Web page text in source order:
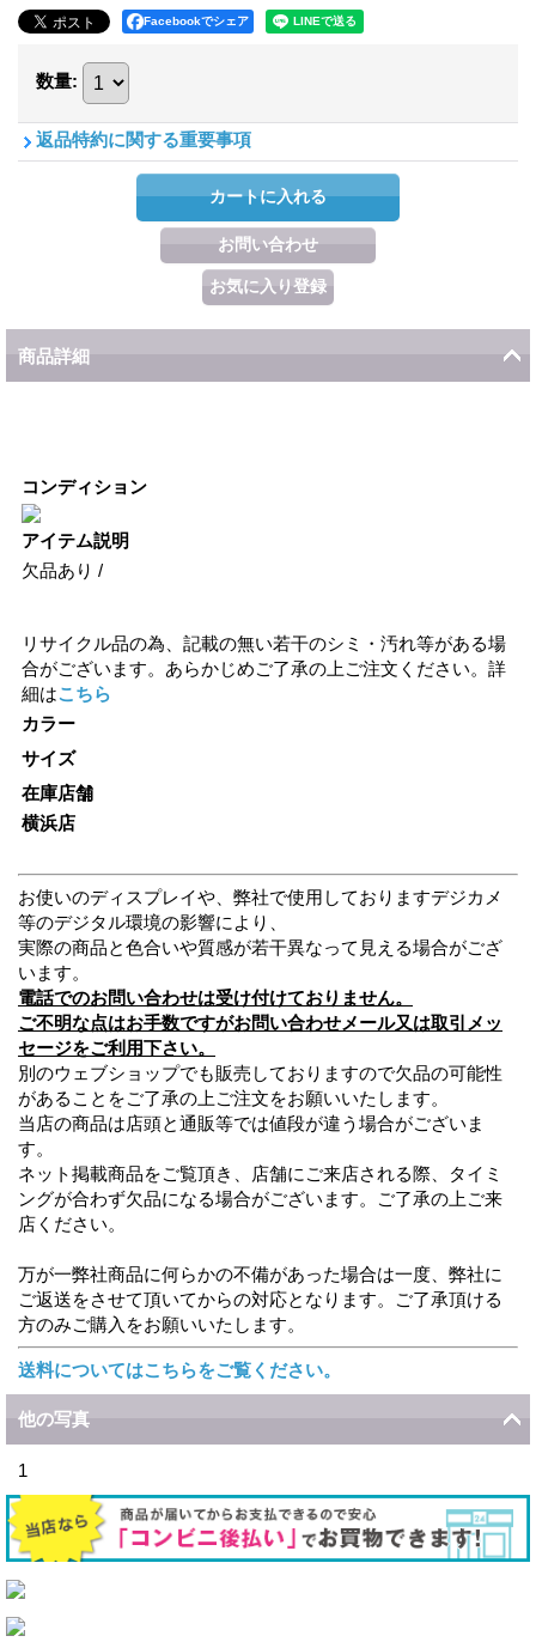
Facebookでシェア
数量:
返品特約に関する重要事項
商品詳細
コンディション
アイテム説明
欠品あり /
リサイクル品の為、記載の無い若干のシミ・汚れ等がある場
合がございます。あらかじめご了承の上ご注文ください。詳
細はこちら
カラー
サイズ
在庫店舗
横浜店
お使いのディスプレイや、弊社で使用しておりますデジカメ
等のデジタル環境の影響により、
実際の商品と色合いや質感が若干異なって見える場合がござ
います。
電話でのお問い合わせは受け付けておりません。
ご不明な点はお手数ですがお問い合わせメール又は取引メッ
セージをご利用下さい。
別のウェブショップでも販売しておりますので欠品の可能性
があることをご了承の上ご注文をお願いいたします。
当店の商品は店頭と通販等では値段が違う場合がございま
す。
ネット掲載商品をご覧頂き、店舗にご来店される際、タイミ
ングが合わず欠品になる場合がございます。ご了承の上ご来
店ください。
万が一弊社商品に何らかの不備があった場合は一度、弊社に
ご返送をさせて頂いてからの対応となります。ご了承頂ける
方のみご購入をお願いいたします。
送料についてはこちらをご覧ください。
他の写真
1